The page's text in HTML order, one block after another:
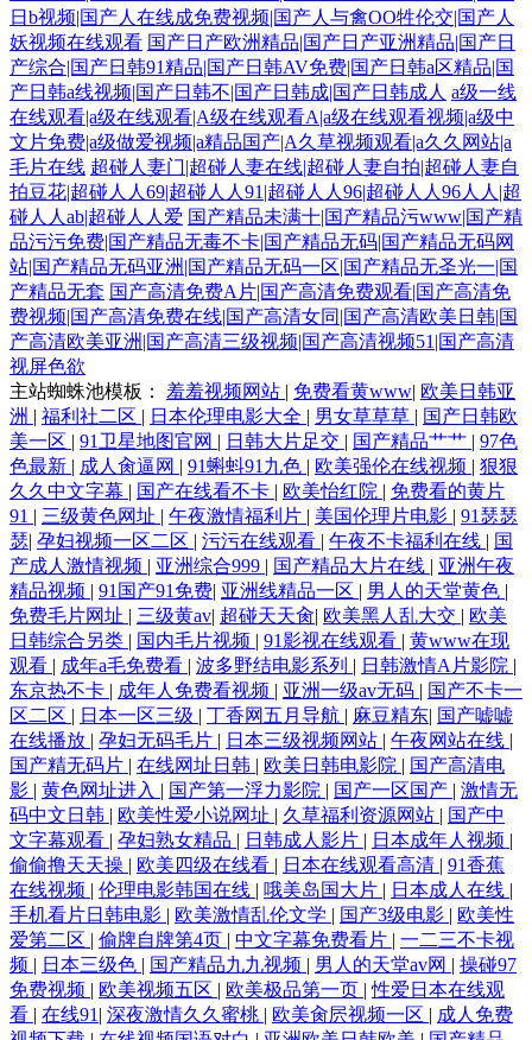
日b视频|国产人在线成免费视频|国产人与禽OO牲伦交|国产人
妖视频在线观看 国产日产欧洲精品|国产日产亚洲精品|国产日
产综合|国产日韩91精品|国产日韩AV免费|国产日韩a区精品|国
产日韩a线视频|国产日韩不|国产日韩成|国产日韩成人 a级一线
在线观看|a级在线观看|A级在线观看A|a级在线观看视频|a级中
文片免费|a级做爱视频|a精品国产|A久草视频观看|a久久网站|a
毛片在线 超碰人妻门|超碰人妻在线|超碰人妻自拍|超碰人妻自
拍豆花|超碰人人69|超碰人人91|超碰人人96|超碰人人96人人|超
碰人人ab|超碰人人爱 国产精品未满十|国产精品污www|国产精
品污污免费|国产精品无毒不卡|国产精品无码|国产精品无码网
站|国产精品无码亚洲|国产精品无码一区|国产精品无圣光一|国
产精品无套 国产高清免费A片|国产高清免费观看|国产高清免
费视频|国产高清免费在线|国产高清女同|国产高清欧美日韩|国
产高清欧美亚洲|国产高清三级视频|国产高清视频51|国产高清
视屏色欲
主站蜘蛛池模板： 羞羞视频网站 | 免费看黄www| 欧美日韩亚
洲 | 福利社二区 | 日本伦理电影大全 | 男女草草草 | 国产日韩欧
美一区 | 91卫星地图官网 | 日韩大片足交 | 国产精品艹艹 | 97色
色最新 | 成人肏逼网 | 91蝌蚪91九色 | 欧美强伦在线视频 | 狠狠
久久中文字幕 | 国产在线看不卡 | 欧美怡红院 | 免费看的黄片
91 | 三级黄色网址 | 午夜激情福利片 | 美国伦理片电影 | 91瑟瑟
瑟| 孕妇视频一区二区 | 污污在线观看 | 午夜不卡福利在线 | 国
产成人激情视频 | 亚洲综合999 | 国产精品大片在线 | 亚洲午夜
精品视频 | 91国产91免费| 亚洲线精品一区 | 男人的天堂黄色 |
免费毛片网址 | 三级黄av| 超碰天天肏| 欧美黑人乱大交 | 欧美
日韩综合另类 | 国内毛片视频 | 91影视在线观看 | 黄www在现
观看 | 成年a毛免费看 | 波多野结电影系列 | 日韩激情A片影院 |
东京热不卡 | 成年人免费看视频 | 亚洲一级av无码 | 国产不卡一
区二区 | 日本一区三级 | 丁香网五月导航 | 麻豆精东| 国产嘘嘘
在线播放 | 孕妇无码毛片 | 日本三级视频网站 | 午夜网站在线 |
国产精无码片 | 在线网址日韩 | 欧美日韩电影院 | 国产高清电
影 | 黄色网址进入 | 国产第一浮力影院 | 国产一区国产 | 激情无
码中文日韩 | 欧美性爱小说网址 | 久草福利资源网站 | 国产中
文字幕观看 | 孕妇熟女精品 | 日韩成人影片 | 日本成年人视频 |
偷偷撸天天操 | 欧美四级在线看 | 日本在线观看高清 | 91香蕉
在线视频 | 伦理电影韩国在线 | 哦美岛国大片 | 日本成人在线 |
手机看片日韩电影 | 欧美激情乱伦文学 | 国产3级电影 | 欧美性
爱第二区 | 偷牌自牌第4页 | 中文字幕免费看片 | 一二三不卡视
频 | 日本三级色 | 国产精品九九视频 | 男人的天堂av网 | 操碰97
免费视频 | 欧美视频五区 | 欧美极品第一页 |性爱日本在线观
看 | 在线91 | 深夜激情久久蜜桃 | 欧美肏屄视频一区 | 成人免费